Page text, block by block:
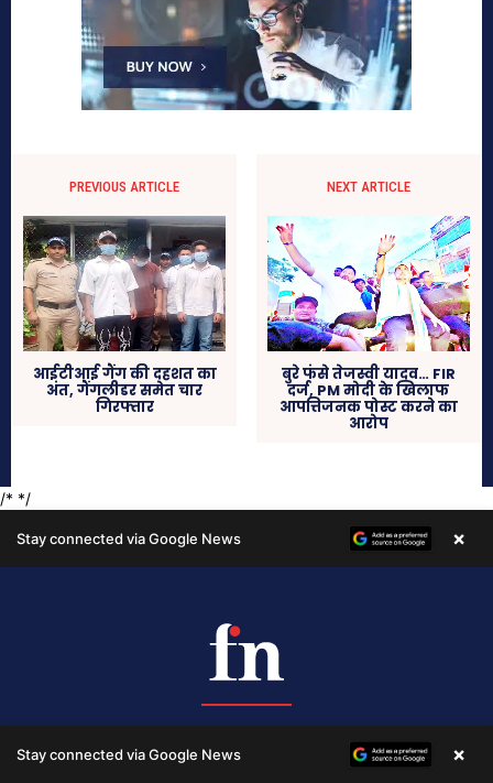
Free News - Where voices unite, stories flourish, and
Stay connected via Google News ×